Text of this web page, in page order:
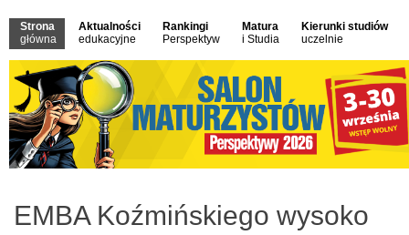
Strona
główna
Aktualności
edukacyjne
Rankingi
Perspektyw
Matura
i Studia
Kierunki studiów
uczelnie
EMBA Koźmińskiego wysoko